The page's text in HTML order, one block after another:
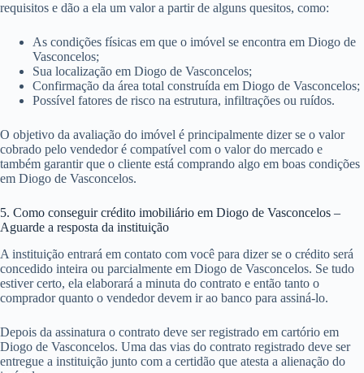
requisitos e dão a ela um valor a partir de alguns quesitos, como:
As condições físicas em que o imóvel se encontra em Diogo de
Vasconcelos;
Sua localização em Diogo de Vasconcelos;
Confirmação da área total construída em Diogo de Vasconcelos;
Possível fatores de risco na estrutura, infiltrações ou ruídos.
O objetivo da avaliação do imóvel é principalmente dizer se o valor
cobrado pelo vendedor é compatível com o valor do mercado e
também garantir que o cliente está comprando algo em boas condições
em Diogo de Vasconcelos.
5. Como conseguir crédito imobiliário em Diogo de Vasconcelos –
Aguarde a resposta da instituição
A instituição entrará em contato com você para dizer se o crédito será
concedido inteira ou parcialmente em Diogo de Vasconcelos. Se tudo
estiver certo, ela elaborará a minuta do contrato e então tanto o
comprador quanto o vendedor devem ir ao banco para assiná-lo.
Depois da assinatura o contrato deve ser registrado em cartório em
Diogo de Vasconcelos. Uma das vias do contrato registrado deve ser
entregue a instituição junto com a certidão que atesta a alienação do